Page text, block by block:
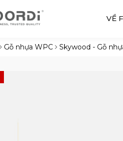
VỀ
Gỗ nhựa WPC Skywood - Gỗ